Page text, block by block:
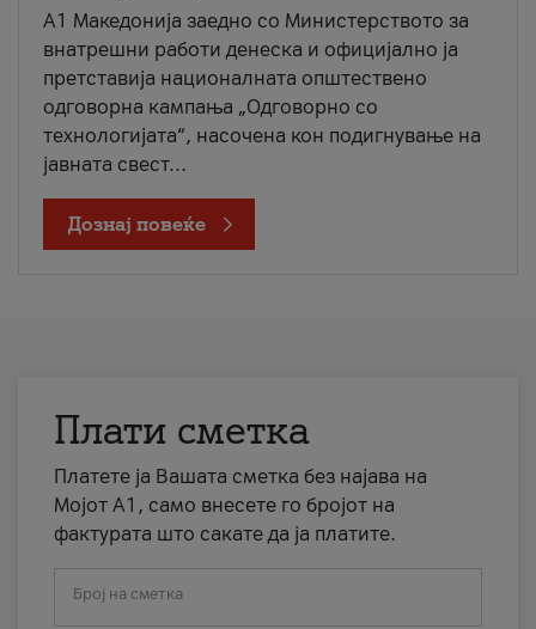
A1 Македонија заедно со Министерството за
внатрешни работи денеска и официјално ја
претставија националната општествено
одговорна кампања „Одговорно со
технологијата“, насочена кон подигнување на
јавната свест...
Дознај повеќе
Плати сметка
Платете ја Вашата сметка без најава на
Мојот А1, само внесете го бројот на
фактурата што сакате да ја платите.
Број на сметка